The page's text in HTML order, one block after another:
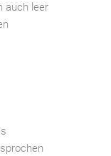
auch leer